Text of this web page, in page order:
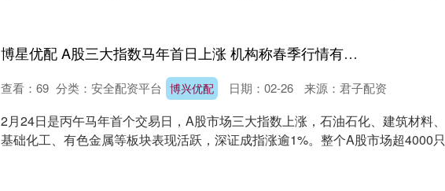
博星优配 A股三大指数马年首日上涨 机构称春季行情有望延续
博兴优配 日期：02-26 来源：君子配资
查看： 69 分类： 安全配资平台
2月24日是丙午马年首个交易日，A股市场三大指数上涨，石油石化、建筑材料、
基础化工、有色金属等板块表现活跃，深证成指涨逾1%。整个A股市场超4000只